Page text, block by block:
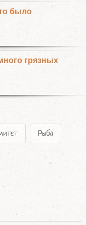
было
грязных
Рыба